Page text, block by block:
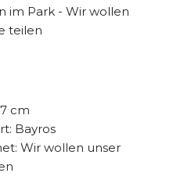
im Park - Wir wollen
teilen
cm
Bayros
Wir wollen unser